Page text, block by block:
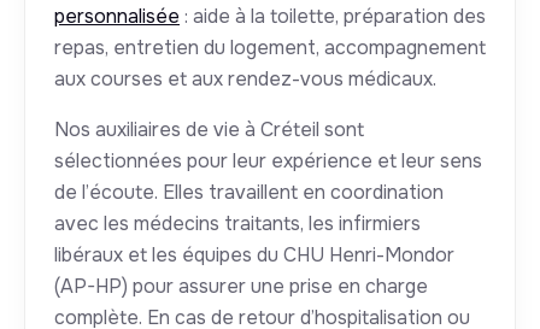
personnalisée : aide à la toilette, préparation des
repas, entretien du logement, accompagnement
aux courses et aux rendez-vous médicaux.
Nos auxiliaires de vie à Créteil sont
sélectionnées pour leur expérience et leur sens
de l’écoute. Elles travaillent en coordination
avec les médecins traitants, les infirmiers
libéraux et les équipes du CHU Henri-Mondor
(AP-HP) pour assurer une prise en charge
complète. En cas de retour d’hospitalisation ou